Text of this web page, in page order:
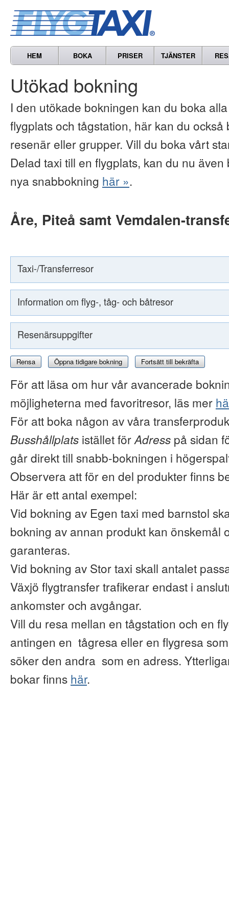
HEM BOKA PRISER TJÄNSTER
Utökad bokning
I den utökade bokningen kan du boka
flygplats och tågstation, här kan du
resenär eller grupper. Vill du boka vårt
Delad taxi till en flygplats, kan du nu
nya snabbokning här ».
Åre, Piteå samt Vemdalen-
Taxi-/Transferresor
Information om flyg-, tåg- och båtresor
Resenärsuppgifter
Rensa Öppna tidigare bokning Fortsätt till bekräfta
För att läsa om hur vår avancerade
möjligheterna med favoritresor, läs mer
För att boka någon av våra
Busshållplats istället förAdress på sidan
går direkt till snabb-bokningen i
Observera att för en del produkter finns
Här är ett antal exempel:
Vid bokning av Egen taxi med barnstol
bokning av annan produkt kan önskemål
garanteras.
Vid bokning av Stor taxi skall antalet
Växjö flygtransfer trafikerar endast i
ankomster och avgångar.
Vill du resa mellan en tågstation och en
antingen en tågresa eller en flygresa
söker den andra som en adress.
bokar finns här.